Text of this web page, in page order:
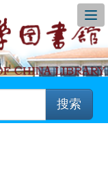
搜索